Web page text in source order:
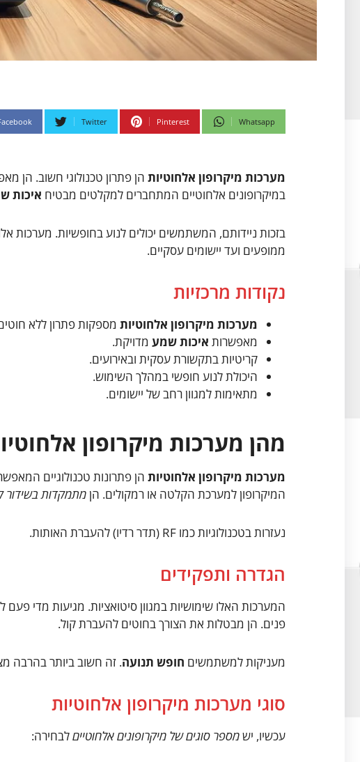
Whatsapp
Pinterest
Twitter
מערכות מיקרופון אלחוטיות הן פתרון טכנולוגי חשוב. הן
במיקרופונים אלחוטיים המתחברים למקלטים מבטיח איכות
בזכות ניידותם, המשתמשים יכולים לנוע בחופשיות. מערכות
ממופעים ועד יישומים עסקיים.
נקודות מרכזיות
מערכות מיקרופון אלחוטיות מספקות פתרון ללא
מאפשרות איכות שמע מדויקת.
קריטיות בתקשורת עסקית ובאירועים.
היכולת לנוע חופשי במהלך השימוש.
מתאימות למגוון רחב של יישומים.
מהן מערכות מיקרופון
מערכות מיקרופון אלחוטיות הן פתרונות טכנולוגיים
המיקרופון למערכת הקלטה או רמקולים. הן מתמקדות בשידור
נעזרות בטכנולוגיות כמו RF (תדר רדיו) להעברת האותות.
הגדרה ותפקידים
המערכות האלו שימושיות במגוון סיטואציות. מגיעות מדי פעם
פנים. הן מבטלות את הצורך בחוטים להעברת קול.
מעניקות למשתמשים חופש תנועה. זה חשוב ביותר בהרבה
סוגי מערכות מיקרופון אלחוטיות
עכשיו, ישמספר סוגים של מיקרופונים אלחוטייםלבחירה: